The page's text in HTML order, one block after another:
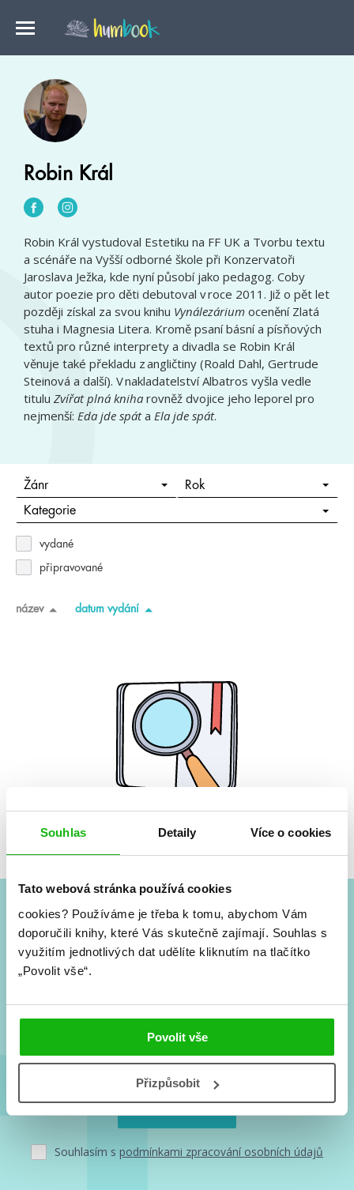
Souhlas Detaily Více o cookies
Tato webová stránka používá cookies
cookies? Používáme je třeba k tomu, abychom Vám
doporučili knihy, které Vás skutečně zajímají. Souhlas s
využitím jednotlivých dat udělíte kliknutím na tlačítko
„Povolit vše“.
Povolit vše
Přizpůsobit
Robin Král
Robin Král vystudoval Estetiku na FF UK a Tvorbu textu
a scénáře na Vyšší odborné škole při Konzervatoři
Jaroslava Ježka, kde nyní působí jako pedagog. Coby
autor poezie pro děti debutoval v roce 2011. Již o pět let
později získal za svou knihu Vynálezárium ocenění Zlatá
stuha i Magnesia Litera. Kromě psaní básní a písňových
textů pro různé interprety a divadla se Robin Král
věnuje také překladu z angličtiny (Roald Dahl, Gertrude
Steinová a další). V nakladatelství Albatros vyšla vedle
titulu Zvířat plná kniha rovněž dvojice jeho leporel pro
nejmenší: Eda jde spáta Ela jde spát.
Žánr Rok
Kategorie
vydané
připravované
název datum vydání
Žádné knihy nenalezeny.
#HumbookNews
Vše kolem #youngadult každý měsíc rovnou do mailu!
Nové knihy, co se chystá, kvízy, soutěže, autoři, filmové
Souhlasím s podmínkami zpracování osobních údajů